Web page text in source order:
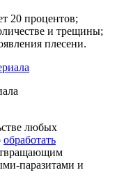
20 процентов;
и трещины;
плесени.
любых
обработать
паразитами и